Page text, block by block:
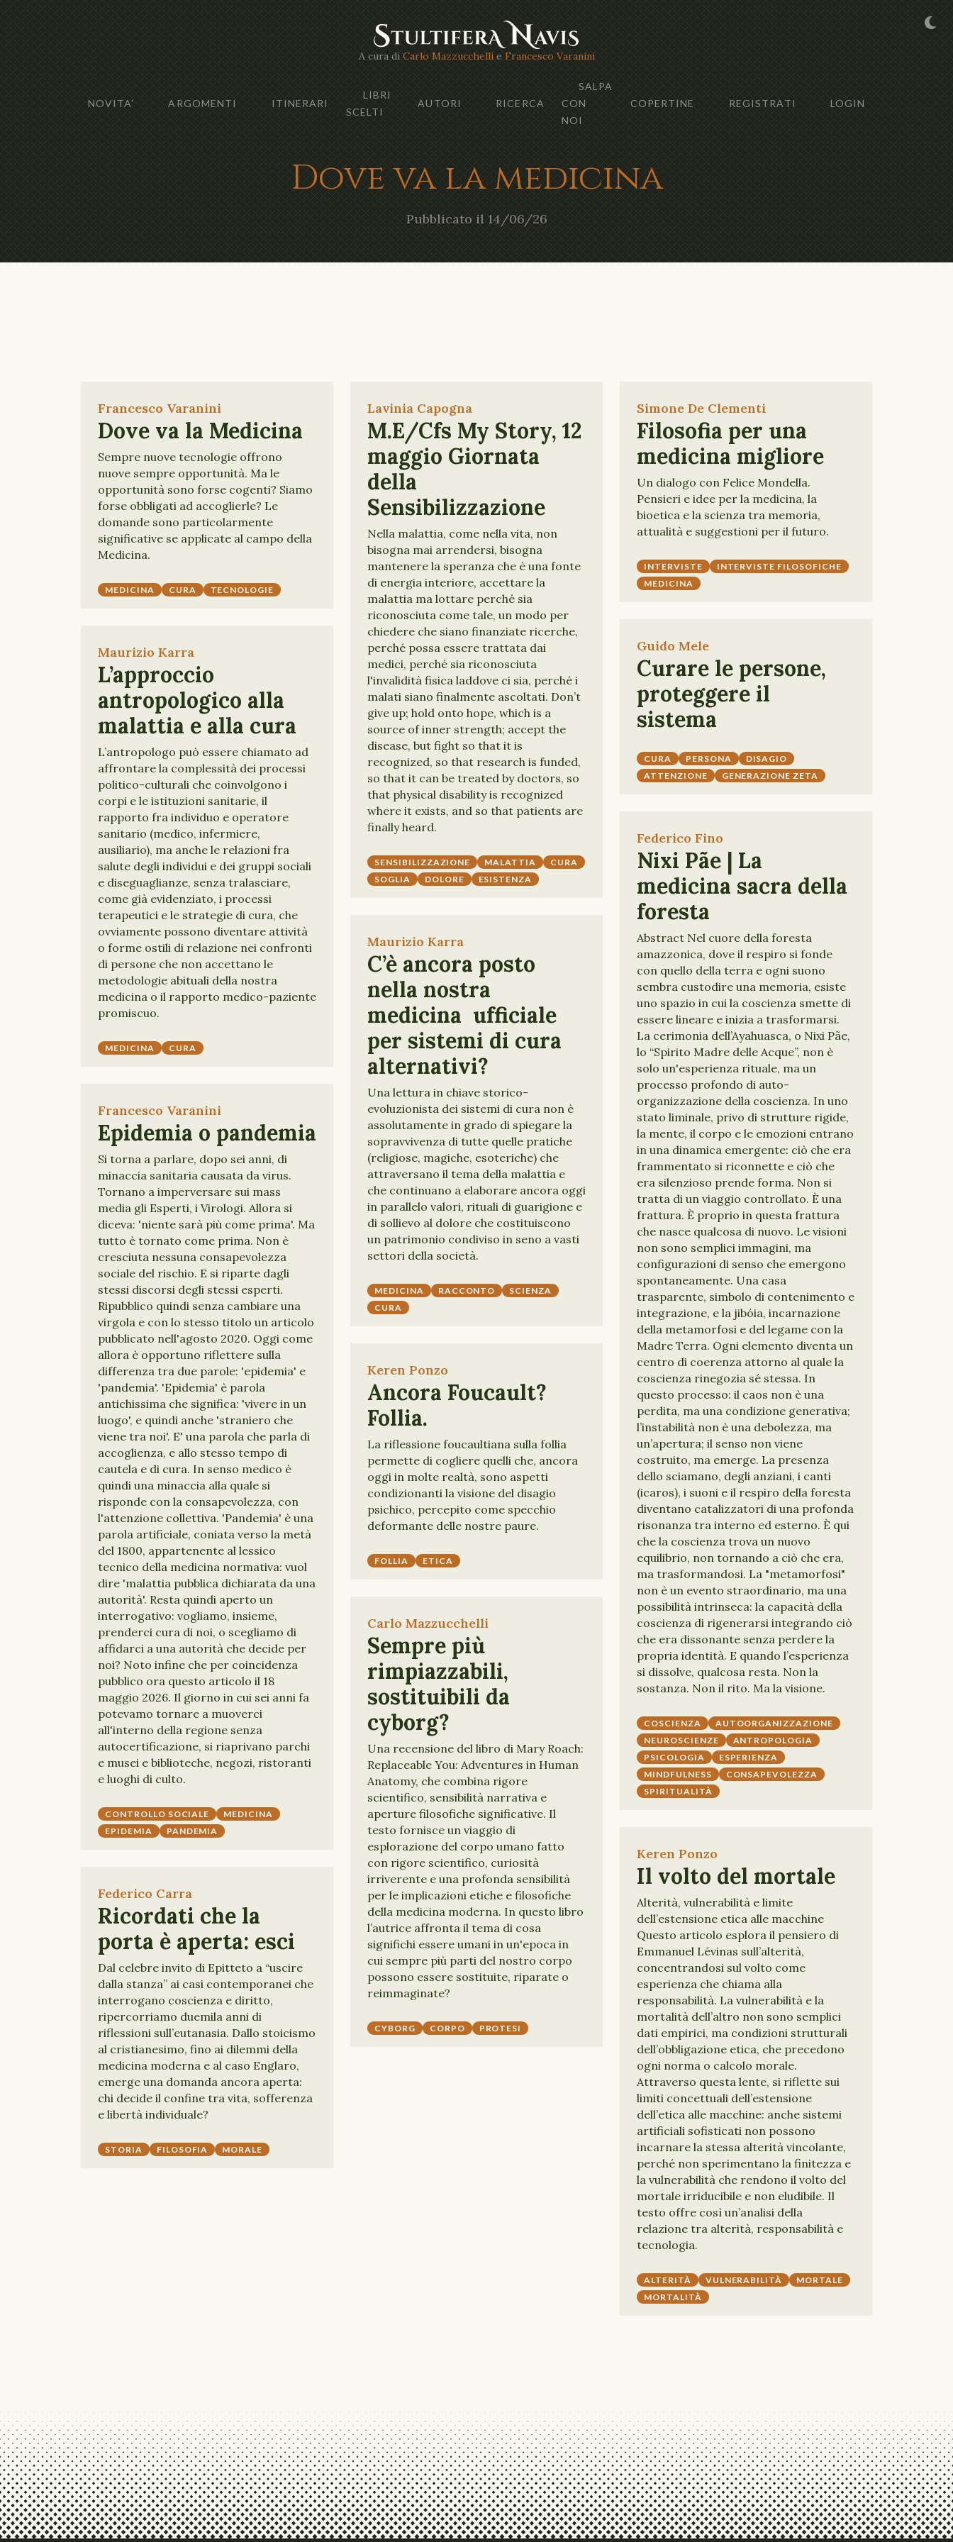
A cura di Carlo Mazzucchellie Francesco Varanini
NOVITA' ARGOMENTI ITINERARI
LIBRI
SCELTI
AUTORI RICERCA
SALPA
CON
NOI
COPERTINE REGISTRATI LOGIN
Dove va la medicina
Pubblicato il 14/06/26
Francesco Varanini
Dove va la Medicina
Sempre nuove tecnologie offrono
nuove sempre opportunità. Ma le
opportunità sono forse cogenti? Siamo
forse obbligati ad accoglierle? Le
domande sono particolarmente
significative se applicate al campo della
Medicina.
MEDICINA CURA TECNOLOGIE
Lavinia Capogna
M.E/Cfs My Story, 12
maggio Giornata
della
Sensibilizzazione
Nella malattia, come nella vita, non
bisogna mai arrendersi, bisogna
mantenere la speranza che è una fonte
di energia interiore, accettare la
malattia ma lottare perché sia
riconosciuta come tale, un modo per
chiedere che siano finanziate ricerche,
perché possa essere trattata dai
medici, perché sia riconosciuta
l'invalidità fisica laddove ci sia, perché i
malati siano finalmente ascoltati. Don’t
give up; hold onto hope, which is a
source of inner strength; accept the
disease, but fight so that it is
recognized, so that research is funded,
so that it can be treated by doctors, so
that physical disability is recognized
where it exists, and so that patients are
finally heard.
SENSIBILIZZAZIONE MALATTIA
CURA
SOGLIA
DOLORE ESISTENZA
Simone De Clementi
Filosofia per una
medicina migliore
Un dialogo con Felice Mondella.
Pensieri e idee per la medicina, la
bioetica e la scienza tra memoria,
attualità e suggestioni per il futuro.
INTERVISTE
INTERVISTE FILOSOFICHE
MEDICINA
Guido Mele
Curare le persone,
proteggere il
sistema
CURA PERSONA
DISAGIO
ATTENZIONE
GENERAZIONE ZETA
Maurizio Karra
L’approccio
antropologico alla
malattia e alla cura
L’antropologo può essere chiamato ad
affrontare la complessità dei processi
politico-culturali che coinvolgono i
corpi e le istituzioni sanitarie, il
rapporto fra individuo e operatore
sanitario (medico, infermiere,
ausiliario), ma anche le relazioni fra
salute degli individui e dei gruppi sociali
e diseguaglianze, senza tralasciare,
come già evidenziato, i processi
terapeutici e le strategie di cura, che
ovviamente possono diventare attività
o forme ostili di relazione nei confronti
di persone che non accettano le
metodologie abituali della nostra
medicina o il rapporto medico-paziente
promiscuo.
MEDICINA CURA
Federico Fino
Nixi Pãe | La
medicina sacra della
foresta
Abstract Nel cuore della foresta
amazzonica, dove il respiro si fonde
con quello della terra e ogni suono
sembra custodire una memoria, esiste
uno spazio in cui la coscienza smette di
essere lineare e inizia a trasformarsi.
La cerimonia dell’Ayahuasca, o Nixi Pãe,
lo “Spirito Madre delle Acque”, non è
solo un'esperienza rituale, ma un
processo profondo di auto-
organizzazione della coscienza. In uno
stato liminale, privo di strutture rigide,
la mente, il corpo e le emozioni entrano
in una dinamica emergente: ciò che era
frammentato si riconnette e ciò che
era silenzioso prende forma. Non si
tratta di un viaggio controllato. È una
frattura. È proprio in questa frattura
che nasce qualcosa di nuovo. Le visioni
non sono semplici immagini, ma
configurazioni di senso che emergono
spontaneamente. Una casa
trasparente, simbolo di contenimento e
integrazione, e la jibóia, incarnazione
della metamorfosi e del legame con la
Madre Terra. Ogni elemento diventa un
centro di coerenza attorno al quale la
coscienza rinegozia sé stessa. In
questo processo: il caos non è una
perdita, ma una condizione generativa;
l’instabilità non è una debolezza, ma
un’apertura; il senso non viene
costruito, ma emerge. La presenza
dello sciamano, degli anziani, i canti
(icaros), i suoni e il respiro della foresta
diventano catalizzatori di una profonda
risonanza tra interno ed esterno. È qui
che la coscienza trova un nuovo
equilibrio, non tornando a ciò che era,
ma trasformandosi. La "metamorfosi"
non è un evento straordinario, ma una
possibilità intrinseca: la capacità della
coscienza di rigenerarsi integrando ciò
che era dissonante senza perdere la
propria identità. E quando l’esperienza
si dissolve, qualcosa resta. Non la
sostanza. Non il rito. Ma la visione.
COSCIENZA
AUTOORGANIZZAZIONE
NEUROSCIENZE
ANTROPOLOGIA
PSICOLOGIA
ESPERIENZA
MINDFULNESS
CONSAPEVOLEZZA
SPIRITUALITÀ
Maurizio Karra
C’è ancora posto
nella nostra
medicina ufficiale
per sistemi di cura
alternativi?
Una lettura in chiave storico-
evoluzionista dei sistemi di cura non è
assolutamente in grado di spiegare la
sopravvivenza di tutte quelle pratiche
(religiose, magiche, esoteriche) che
attraversano il tema della malattia e
che continuano a elaborare ancora oggi
in parallelo valori, rituali di guarigione e
di sollievo al dolore che costituiscono
un patrimonio condiviso in seno a vasti
settori della società.
MEDICINA RACCONTO
SCIENZA
CURA
Francesco Varanini
Epidemia o pandemia
Si torna a parlare, dopo sei anni, di
minaccia sanitaria causata da virus.
Tornano a imperversare sui mass
media gli Esperti, i Virologi. Allora si
diceva: 'niente sarà più come prima'. Ma
tutto è tornato come prima. Non è
cresciuta nessuna consapevolezza
sociale del rischio. E si riparte dagli
stessi discorsi degli stessi esperti.
Ripubblico quindi senza cambiare una
virgola e con lo stesso titolo un articolo
pubblicato nell'agosto 2020. Oggi come
allora è opportuno riflettere sulla
differenza tra due parole: 'epidemia' e
'pandemia'. 'Epidemia' è parola
antichissima che significa: 'vivere in un
luogo', e quindi anche 'straniero che
viene tra noi'. E' una parola che parla di
accoglienza, e allo stesso tempo di
cautela e di cura. In senso medico è
quindi una minaccia alla quale si
risponde con la consapevolezza, con
l'attenzione collettiva. 'Pandemia' è una
parola artificiale, coniata verso la metà
del 1800, appartenente al lessico
tecnico della medicina normativa: vuol
dire 'malattia pubblica dichiarata da una
autorità'. Resta quindi aperto un
interrogativo: vogliamo, insieme,
prenderci cura di noi, o scegliamo di
affidarci a una autorità che decide per
noi? Noto infine che per coincidenza
pubblico ora questo articolo il 18
maggio 2026. Il giorno in cui sei anni fa
potevamo tornare a muoverci
all'interno della regione senza
autocertificazione, si riaprivano parchi
e musei e biblioteche, negozi, ristoranti
e luoghi di culto.
CONTROLLO SOCIALE
MEDICINA
EPIDEMIA
PANDEMIA
Keren Ponzo
Ancora Foucault?
Follia.
La riflessione foucaultiana sulla follia
permette di cogliere quelli che, ancora
oggi in molte realtà, sono aspetti
condizionanti la visione del disagio
psichico, percepito come specchio
deformante delle nostre paure.
FOLLIA ETICA
Carlo Mazzucchelli
Sempre più
rimpiazzabili,
sostituibili da
cyborg?
Una recensione del libro di Mary Roach:
Replaceable You: Adventures in Human
Anatomy, che combina rigore
scientifico, sensibilità narrativa e
aperture filosofiche significative. Il
testo fornisce un viaggio di
esplorazione del corpo umano fatto
con rigore scientifico, curiosità
irriverente e una profonda sensibilità
per le implicazioni etiche e filosofiche
della medicina moderna. In questo libro
l’autrice affronta il tema di cosa
significhi essere umani in un'epoca in
cui sempre più parti del nostro corpo
possono essere sostituite, riparate o
reimmaginate?
CYBORG CORPO PROTESI
Keren Ponzo
Il volto del mortale
Alterità, vulnerabilità e limite
dell’estensione etica alle macchine
Questo articolo esplora il pensiero di
Emmanuel Lévinas sull’alterità,
concentrandosi sul volto come
esperienza che chiama alla
responsabilità. La vulnerabilità e la
mortalità dell’altro non sono semplici
dati empirici, ma condizioni strutturali
dell’obbligazione etica, che precedono
ogni norma o calcolo morale.
Attraverso questa lente, si riflette sui
limiti concettuali dell’estensione
dell’etica alle macchine: anche sistemi
artificiali sofisticati non possono
incarnare la stessa alterità vincolante,
perché non sperimentano la finitezza e
la vulnerabilità che rendono il volto del
mortale irriducibile e non eludibile. Il
testo offre così un’analisi della
relazione tra alterità, responsabilità e
tecnologia.
ALTERITÀ VULNERABILITÀ
MORTALE
MORTALITÀ
Federico Carra
Ricordati che la
porta è aperta: esci
Dal celebre invito di Epitteto a “uscire
dalla stanza” ai casi contemporanei che
interrogano coscienza e diritto,
ripercorriamo duemila anni di
riflessioni sull’eutanasia. Dallo stoicismo
al cristianesimo, fino ai dilemmi della
medicina moderna e al caso Englaro,
emerge una domanda ancora aperta:
chi decide il confine tra vita, sofferenza
e libertà individuale?
STORIA FILOSOFIA MORALE